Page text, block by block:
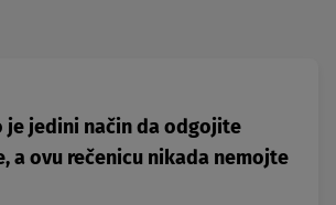
je jedini način da odgojite
a ovu rečenicu nikada nemojte